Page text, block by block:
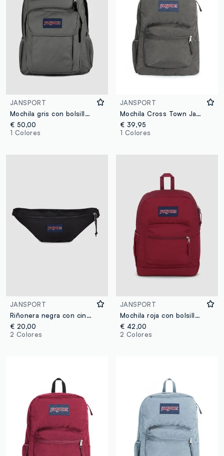
JANSPORT
Mochila gris con bolsillo frontal y detalles
€ 50,00
1 Colores
JANSPORT
Mochila Cross Town Jansport
€ 39,95
1 Colores
JANSPORT
Riñonera negra con cinturón ajustable
€ 20,00
2 Colores
JANSPORT
Mochila roja con bolsillo frontal
€ 42,00
2 Colores